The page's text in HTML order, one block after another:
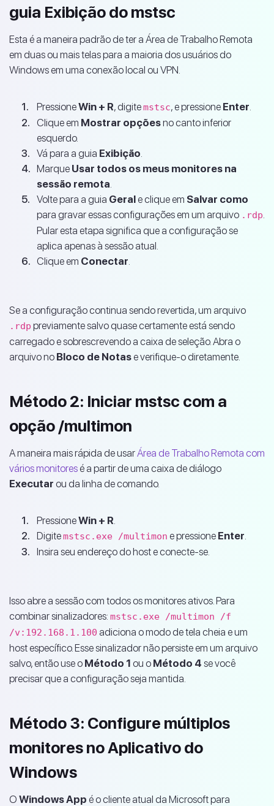
guia Exibição do mstsc
Esta é a maneira padrão de ter a Área de Trabalho Remota
em duas ou mais telas para a maioria dos usuários do
Windows em uma conexão local ou VPN.
PressioneWin + R, digitemstsc, e pressione Enter
Clique em Mostrar opçõesno canto inferior
esquerdo.
Vá para a guia Exibição
Marque Usar todos os meus monitores na
sessão remota
Volte para a guia Geral e clique em Salvar como
para gravar essas configurações em um arquivo .rdp
Pular esta etapa significa que a configuração se
aplica apenas à sessão atual.
Clique em Conectar
Se a configuração continua sendo revertida, um arquivo
.rdp previamente salvo quase certamente está sendo
carregado e sobrescrevendo a caixa de seleção. Abra o
arquivo no Bloco de Notas e verifique-o diretamente.
Método 2: Iniciar mstsc com a
opção /multimon
A maneira mais rápida de usarÁrea de Trabalho Remota com
vários monitores é a partir de uma caixa de diálogo
Executar ou da linha de comando.
PressioneWin + R
Digitemstsc.exe /multimon e pressione Enter
Insira seu endereço do host e conecte-se.
Isso abre a sessão com todos os monitores ativos. Para
combinar sinalizadores: mstsc.exe /multimon /f
/v:192.168.1.100 adiciona o modo de tela cheia e um
host específico. Esse sinalizador não persiste em um arquivo
salvo, então use o Método 1 ou o Método 4 se você
precisar que a configuração seja mantida.
Método 3: Configure múltiplos
monitores no Aplicativo do
Windows
O Windows App é o cliente atual da Microsoft para